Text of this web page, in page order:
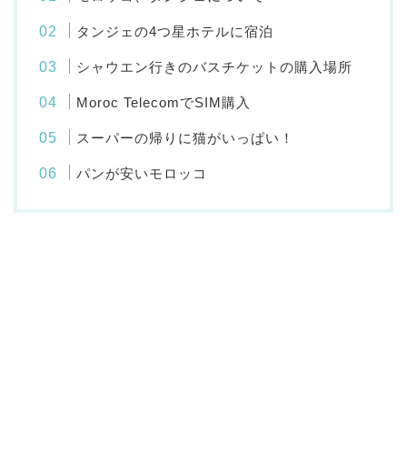
タンジェの4つ星ホテルに宿泊
シャウエン行きのバスチケットの購入場所
Moroc TelecomでSIM購入
スーパーの帰りに猫がいっぱい！
パンが安いモロッコ